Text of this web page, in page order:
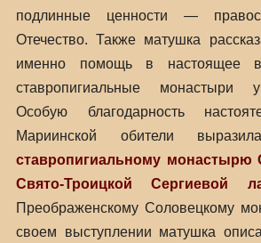
подлинные ценности —
Отечество. Также матушка
именно помощь в настоящее
ставропигиальные монастыри
Особую благодарность
Мариинской обители
ставропигиальному монастырю
Свято-Троицкой Сергиевой
Преображенскому Соловецкому
своем выступлении матушка